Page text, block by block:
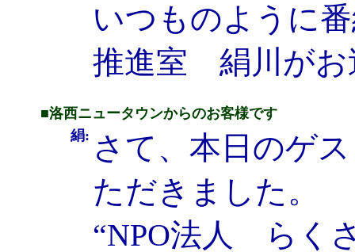
いつものように
推進室 絹川がお
■洛西ニュータウンからのお客様です
絹: さて、本日のゲ
ただきました。
“NPO法人 らく